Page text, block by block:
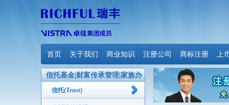
首页 关于我们 商业知识 注册公司 商标注册 上
信托基金|财富传承管理|家族办
公室
信托(Trust)